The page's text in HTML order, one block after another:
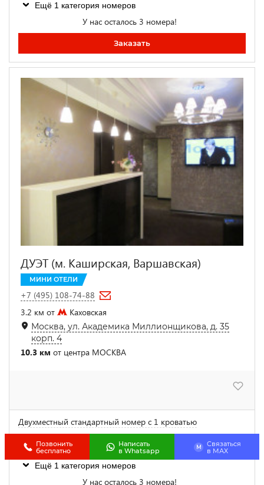
Ещё 1 категория номеров
У нас осталось 3 номера!
Заказать
ДУЭТ (м. Каширская, Варшавская)
МИНИ ОТЕЛИ
+7 (495) 108-74-88
3.2 км от
Каховская
Москва, ул. Академика Миллионщикова, д. 35
корп. 4
10.3 км от центра МОСКВА
Двухместный стандартный номер с 1 кроватью
4 500
Ещё 1 категория номеров
У нас осталось 3 номера!
Позвонить
бесплатно
Написать
в Whatsapp
M
Связаться
в МАХ